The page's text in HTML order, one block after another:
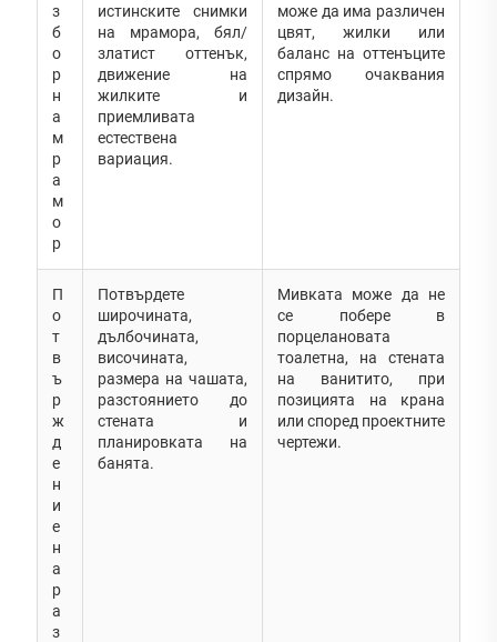
з
б
о
р
н
а
м
р
а
м
о
р
истинските снимки
на мрамора, бял/
златист оттенък,
движение на
жилките и
приемливата
естествена
вариация.
може да има различен
цвят, жилки или
баланс на оттенъците
спрямо очаквания
дизайн.
П
о
т
в
ъ
р
ж
д
е
н
и
е
н
а
р
а
з
Потвърдете
широчината,
дълбочината,
височината,
размера на чашата,
разстоянието до
стената и
планировката на
банята.
Мивката може да не
се побере в
порцелановата
тоалетна, на стената
на ванитито, при
позицията на крана
или според проектните
чертежи.